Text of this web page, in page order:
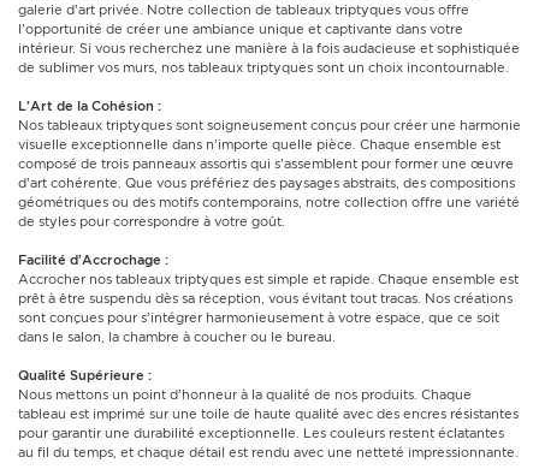
galerie d'art privée. Notre collection de tableaux triptyques vous offre
l'opportunité de créer une ambiance unique et captivante dans votre
intérieur. Si vous recherchez une manière à la fois audacieuse et sophistiquée
de sublimer vos murs, nos tableaux triptyques sont un choix incontournable.
L'Art de la Cohésion :
Nos tableaux triptyques sont soigneusement conçus pour créer une harmonie
visuelle exceptionnelle dans n'importe quelle pièce. Chaque ensemble est
composé de trois panneaux assortis qui s'assemblent pour former une œuvre
d'art cohérente. Que vous préfériez des paysages abstraits, des compositions
géométriques ou des motifs contemporains, notre collection offre une variété
de styles pour correspondre à votre goût.
Facilité d'Accrochage :
Accrocher nos tableaux triptyques est simple et rapide. Chaque ensemble est
prêt à être suspendu dès sa réception, vous évitant tout tracas. Nos créations
sont conçues pour s'intégrer harmonieusement à votre espace, que ce soit
dans le salon, la chambre à coucher ou le bureau.
Qualité Supérieure :
Nous mettons un point d'honneur à la qualité de nos produits. Chaque
tableau est imprimé sur une toile de haute qualité avec des encres résistantes
pour garantir une durabilité exceptionnelle. Les couleurs restent éclatantes
au fil du temps, et chaque détail est rendu avec une netteté impressionnante.